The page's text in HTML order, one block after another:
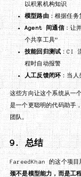
以积累机构知识
模型路由：根据任务
Agent 间通信：让
个共享工具”
技能回归测试 ：CI
程时自动报警
人工反馈闭环：当人
这些方向让这个系统从
是一个更聪明的代码助手
团队。
9. 总结
FareedKhan 的这个项目
颈不是模型能力，而是工